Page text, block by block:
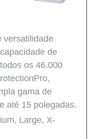
versatilidade
de
os 46.000
gama de
até 15 polegadas.
Large, X-